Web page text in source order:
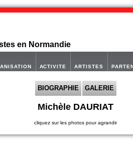
en Normandie
ACTIVITE ARTISTES
BIOGRAPHIE GALERIE
Michèle DAURIAT
cliquez sur les photos pour agrandir